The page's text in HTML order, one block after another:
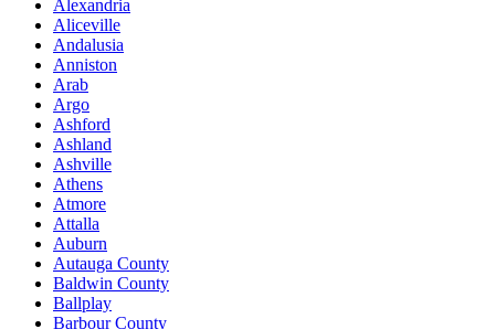
Alexandria
Aliceville
Andalusia
Anniston
Arab
Argo
Ashford
Ashland
Ashville
Athens
Atmore
Attalla
Auburn
Autauga County
Baldwin County
Ballplay
Barbour County